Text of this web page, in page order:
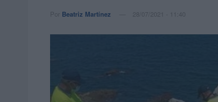
Por Beatriz Martínez 28/07/2021 - 11:40